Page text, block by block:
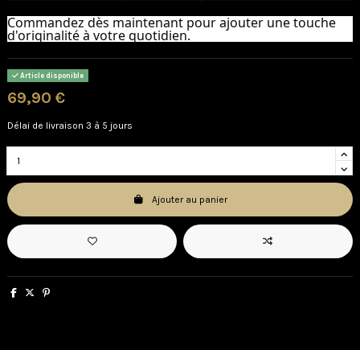
Commandez dès maintenant pour ajouter une touche
d'originalité à votre quotidien.
Article disponible
69,90 €
Délai de livraison 3 à 5 jours
Ajouter au panier